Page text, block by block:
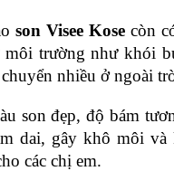
son Visee Kose còn
trường như khói
nhiều ở ngoài
son đẹp, độ bám
dai, gây khô môi
các chị em.